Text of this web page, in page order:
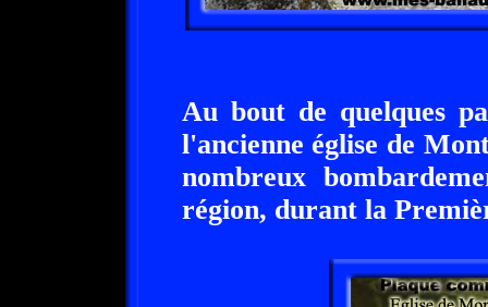
Au bout de quelques
l'ancienne église de
nombreux
région, durant la